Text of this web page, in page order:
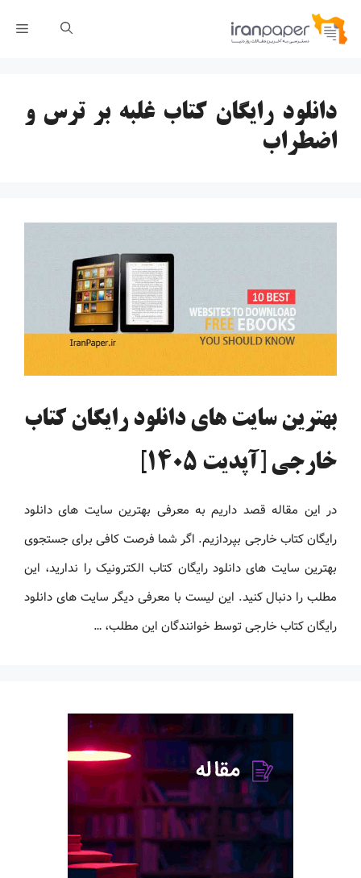
پرش
دانلود رایگان کتاب غلبه بر ترس و
اضطراب
بهترین سایت های دانلود رایگان کتاب
خارجی [آپدیت 1405]
در این مقاله قصد داریم به معرفی بهترین سایت های دانلود
رایگان کتاب خارجی بپردازیم. اگر شما فرصت کافی برای جستجوی
بهترین سایت های دانلود رایگان کتاب الکترونیک را ندارید، این
مطلب را دنبال کنید. این لیست با معرفی دیگر سایت های دانلود
رایگان کتاب خارجی توسط خوانندگان این مطلب، …